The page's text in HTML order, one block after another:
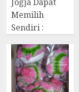
Memilih
Sendiri :